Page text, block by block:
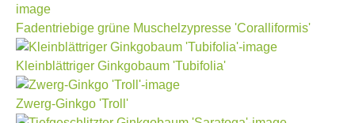
Fadentriebige grüne Muschelzypresse 'Coralliformis'
Kleinblättriger Ginkgobaum 'Tubifolia'
Zwerg-Ginkgo 'Troll'